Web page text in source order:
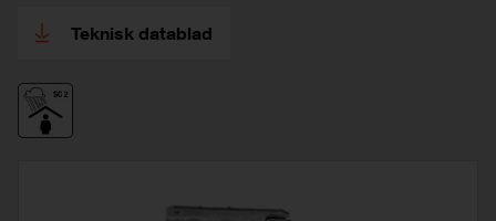
Teknisk datablad